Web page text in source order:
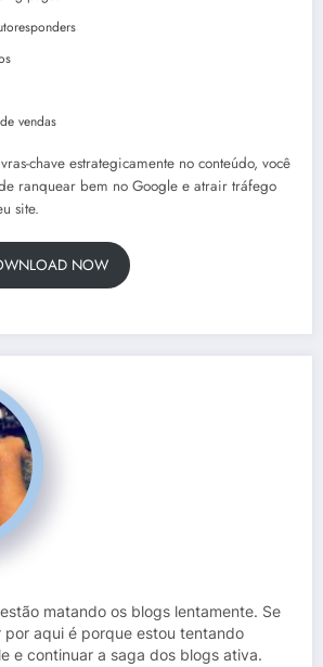
vendas
chave estrategicamente no conteúdo, você
ranquear bem no Google e atrair tráfego
site.
NOW
matando os blogs lentamente. Se
por aqui é porque estou tentando
e continuar a saga dos blogs ativa.